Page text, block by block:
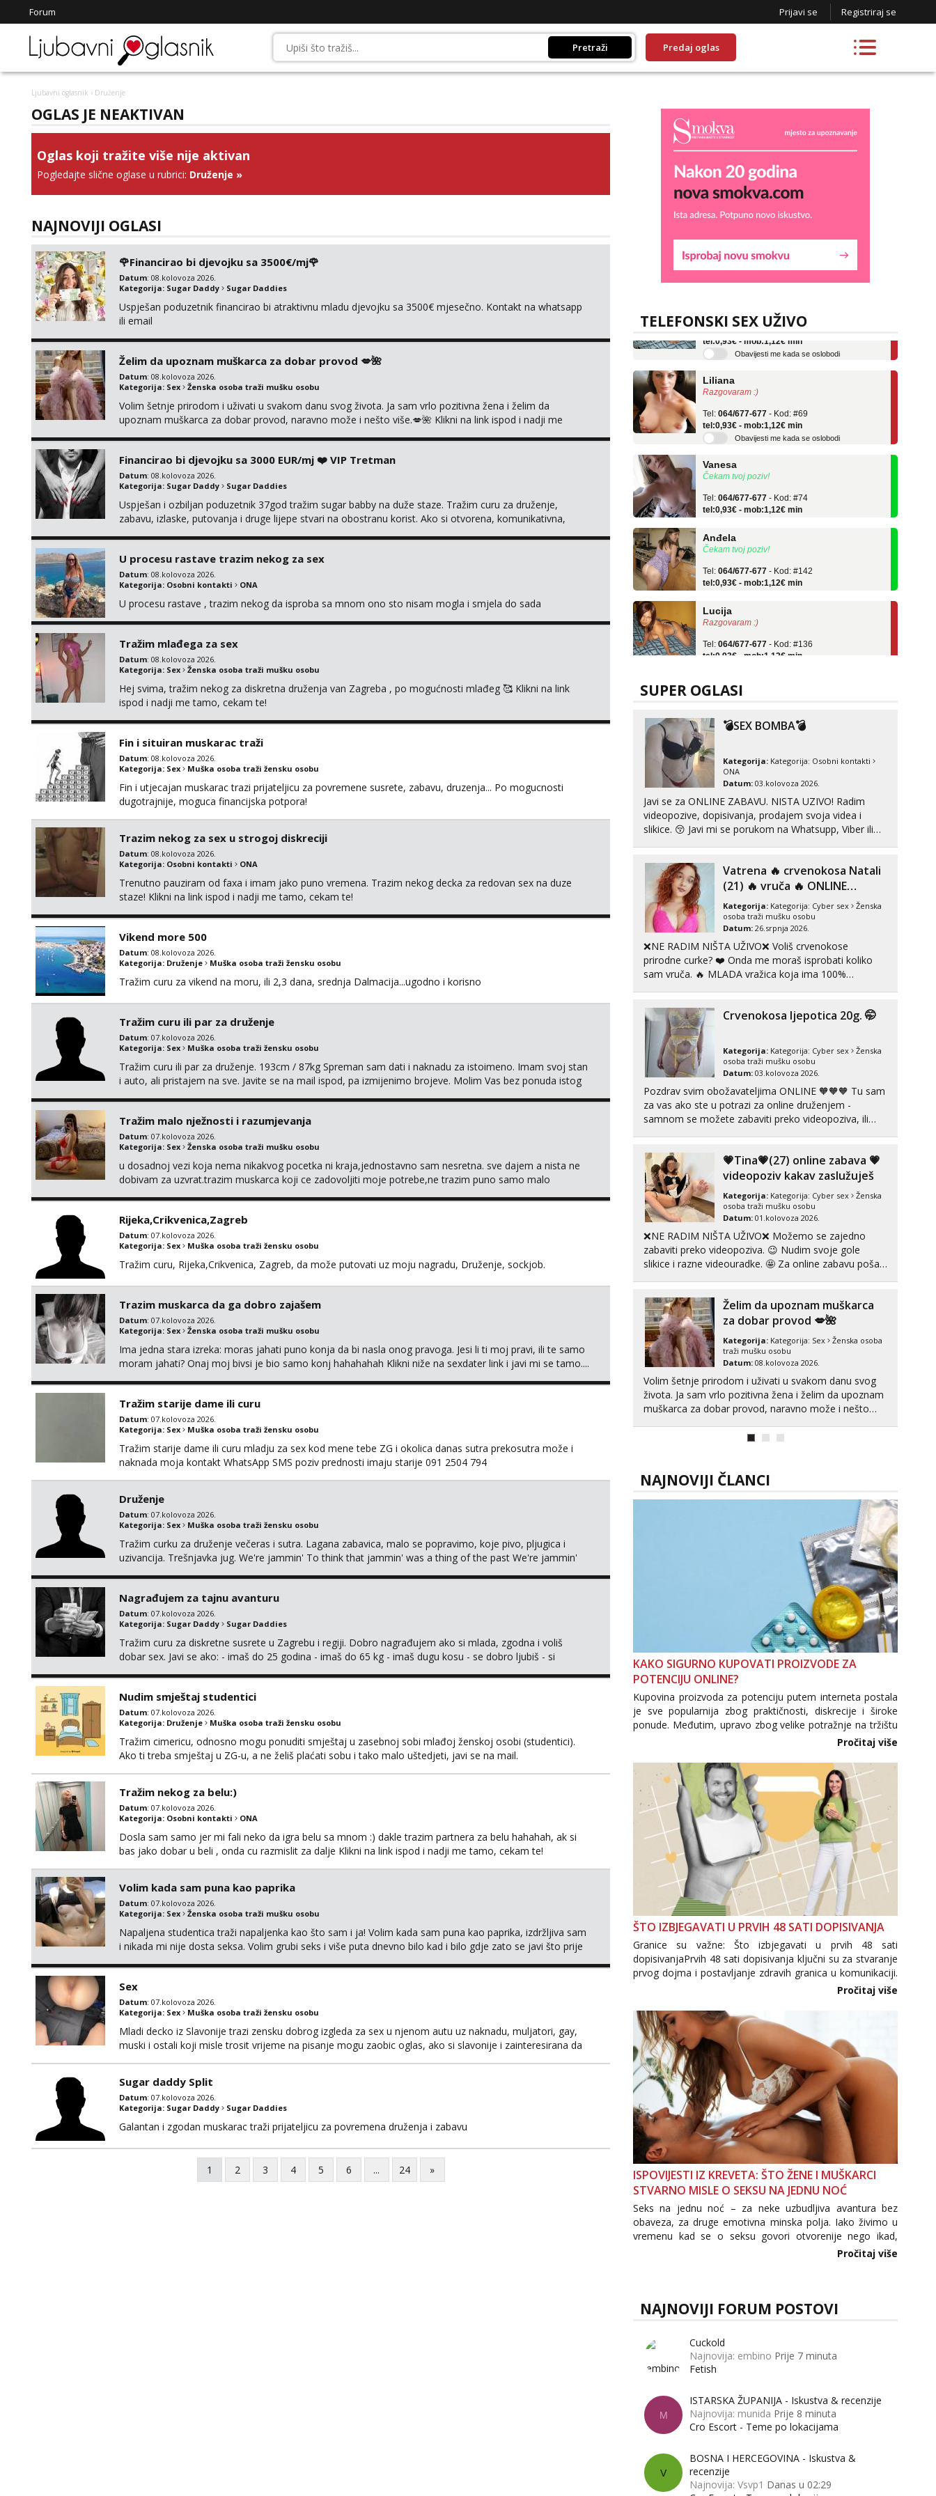
Forum Prijavi se Registriraj se
Pretraži Predaj oglas
Ljubavni oglasnik › Druženje
OGLAS JE NEAKTIVAN
Oglas koji tražite više nije aktivan
Pogledajte slične oglase u rubrici: Druženje »
NAJNOVIJI OGLASI
🌹Financirao bi djevojku sa 3500€/mj🌹
Datum: 08.kolovoza 2026.
Kategorija: Sugar Daddy Sugar Daddies
Uspješan poduzetnik financirao bi atraktivnu mladu djevojku sa 3500€ mjesečno. Kontakt na whatsapp
ili email
Želim da upoznam muškarca za dobar provod 💋🌺
Datum: 08.kolovoza 2026.
Kategorija: Sex Ženska osoba traži mušku osobu
Volim šetnje prirodom i uživati u svakom danu svog života. Ja sam vrlo pozitivna žena i želim da
upoznam muškarca za dobar provod, naravno može i nešto više.💋🌺 Klikni na link ispod i nadji me
Financirao bi djevojku sa 3000 EUR/mj ❤️ VIP Tretman
Datum: 08.kolovoza 2026.
Kategorija: Sugar Daddy Sugar Daddies
Uspješan i ozbiljan poduzetnik 37god tražim sugar babby na duže staze. Tražim curu za druženje,
zabavu, izlaske, putovanja i druge lijepe stvari na obostranu korist. Ako si otvorena, komunikativna,
U procesu rastave trazim nekog za sex
Datum: 08.kolovoza 2026.
Kategorija: Osobni kontakti ONA
U procesu rastave , trazim nekog da isproba sa mnom ono sto nisam mogla i smjela do sada
Tražim mlađega za sex
Datum: 08.kolovoza 2026.
Kategorija: Sex Ženska osoba traži mušku osobu
Hej svima, tražim nekog za diskretna druženja van Zagreba , po mogućnosti mlađeg 🥰 Klikni na link
ispod i nadji me tamo, cekam te!
Fin i situiran muskarac traži
Datum: 08.kolovoza 2026.
Kategorija: Sex Muška osoba traži žensku osobu
Fin i utjecajan muskarac trazi prijateljicu za povremene susrete, zabavu, druzenja... Po mogucnosti
dugotrajnije, moguca financijska potpora!
Trazim nekog za sex u strogoj diskreciji
Datum: 08.kolovoza 2026.
Kategorija: Osobni kontakti ONA
Trenutno pauziram od faxa i imam jako puno vremena. Trazim nekog decka za redovan sex na duze
staze! Klikni na link ispod i nadji me tamo, cekam te!
Vikend more 500
Datum: 08.kolovoza 2026.
Kategorija: Druženje Muška osoba traži žensku osobu
Tražim curu za vikend na moru, ili 2,3 dana, srednja Dalmacija...ugodno i korisno
Tražim curu ili par za druženje
Datum: 07.kolovoza 2026.
Kategorija: Sex Muška osoba traži žensku osobu
Tražim curu ili par za druženje. 193cm / 87kg Spreman sam dati i naknadu za istoimeno. Imam svoj stan
i auto, ali pristajem na sve. Javite se na mail ispod, pa izmijenimo brojeve. Molim Vas bez ponuda istog
Tražim malo nježnosti i razumjevanja
Datum: 07.kolovoza 2026.
Kategorija: Sex Ženska osoba traži mušku osobu
u dosadnoj vezi koja nema nikakvog pocetka ni kraja,jednostavno sam nesretna. sve dajem a nista ne
dobivam za uzvrat.trazim muskarca koji ce zadovoljiti moje potrebe,ne trazim puno samo malo
Rijeka,Crikvenica,Zagreb
Datum: 07.kolovoza 2026.
Kategorija: Sex Muška osoba traži žensku osobu
Tražim curu, Rijeka,Crikvenica, Zagreb, da može putovati uz moju nagradu, Druženje, sockjob.
Trazim muskarca da ga dobro zajašem
Datum: 07.kolovoza 2026.
Kategorija: Sex Ženska osoba traži mušku osobu
Ima jedna stara izreka: moras jahati puno konja da bi nasla onog pravoga. Jesi li ti moj pravi, ili te samo
moram jahati? Onaj moj bivsi je bio samo konj hahahahah Klikni niže na sexdater link i javi mi se tamo....
Tražim starije dame ili curu
Datum: 07.kolovoza 2026.
Kategorija: Sex Muška osoba traži žensku osobu
Tražim starije dame ili curu mladju za sex kod mene tebe ZG i okolica danas sutra prekosutra može i
naknada moja kontakt WhatsApp SMS poziv prednosti imaju starije 091 2504 794
Druženje
Datum: 07.kolovoza 2026.
Kategorija: Sex Muška osoba traži žensku osobu
Tražim curku za druženje večeras i sutra. Lagana zabavica, malo se popravimo, koje pivo, pljugica i
uzivancija. Trešnjavka jug. We're jammin' To think that jammin' was a thing of the past We're jammin'
Nagrađujem za tajnu avanturu
Datum: 07.kolovoza 2026.
Kategorija: Sugar Daddy Sugar Daddies
Tražim curu za diskretne susrete u Zagrebu i regiji. Dobro nagrađujem ako si mlada, zgodna i voliš
dobar sex. Javi se ako: - imaš do 25 godina - imaš do 65 kg - imaš dugu kosu - se dobro ljubiš - si
Nudim smještaj studentici
Datum: 07.kolovoza 2026.
Kategorija: Druženje Muška osoba traži žensku osobu
Tražim cimericu, odnosno mogu ponuditi smještaj u zasebnoj sobi mlađoj ženskoj osobi (studentici).
Ako ti treba smještaj u ZG-u, a ne želiš plaćati sobu i tako malo uštedjeti, javi se na mail.
Tražim nekog za belu:)
Datum: 07.kolovoza 2026.
Kategorija: Osobni kontakti ONA
Dosla sam samo jer mi fali neko da igra belu sa mnom :) dakle trazim partnera za belu hahahah, ak si
bas jako dobar u beli , onda cu razmislit za dalje Klikni na link ispod i nadji me tamo, cekam te!
Volim kada sam puna kao paprika
Datum: 07.kolovoza 2026.
Kategorija: Sex Ženska osoba traži mušku osobu
Napaljena studentica traži napaljenka kao što sam i ja! Volim kada sam puna kao paprika, izdržljiva sam
i nikada mi nije dosta seksa. Volim grubi seks i više puta dnevno bilo kad i bilo gdje zato se javi što prije
Sex
Datum: 07.kolovoza 2026.
Kategorija: Sex Muška osoba traži žensku osobu
Mladi decko iz Slavonije trazi zensku dobrog izgleda za sex u njenom autu uz naknadu, muljatori, gay,
muski i ostali koji misle trosit vrijeme na pisanje mogu zaobic oglas, ako si slavonije i zainteresirana da
Sugar daddy Split
Datum: 07.kolovoza 2026.
Kategorija: Sugar Daddy Sugar Daddies
Galantan i zgodan muskarac traži prijateljicu za povremena druženja i zabavu
1 2 3 4 5 6 ... 24 »
TELEFONSKI SEX UŽIVO
Lucija
Tel: 064/677-677 - Kod: #136
tel:0,93€ - mob:1,12€ min
Obavijesti me kada se oslobodi
Razgovaram :)
064/677-677
tel:0,93€ - mob:1,12€ min
Obavijesti me kada se oslobodi
Čekam tvoj poziv!
064/677-677
tel:0,93€ - mob:1,12€ min
Čekam tvoj poziv!
064/677-677
tel:0,93€ - mob:1,12€ min
Razgovaram :)
064/677-677
tel:0,93€ - mob:1,12€ min
Obavijesti me kada se oslobodi
Razgovaram :)
tel:0,93€ - mob:1,12€ min
Vanesa
Čekam tvoj poziv!
Tel:064/677-677
- Kod: #74
tel:0,93€ - mob:1,12€ min
Anđela
Čekam tvoj poziv!
064/677-677 - Kod: #142
tel:0,93€ - mob:1,12€ min
SUPER OGLASI
💣SEX BOMBA💣
Kategorija: Kategorija: Osobni kontakti
ONA
Datum: 03.kolovoza 2026.
Javi se za ONLINE ZABAVU. NISTA UZIVO! Radim
videopozive, dopisivanja, prodajem svoja videa i
slikice. 😚 Javi mi se porukom na Whatsupp, Viber ili
Vatrena ‎️‍🔥 crvenokosa Natali
(21) ‎️‍🔥 vruča‎ ️‍🔥 ONLINE
ZABAVA
Kategorija: Kategorija: Cyber sex
Ženska
osoba traži mušku osobu
Datum: 26.srpnja 2026.
❌NE RADIM NIŠTA UŽIVO❌ Voliš crvenokose
prirodne curke? ❤️ Onda me moraš isprobati koliko
sam vruča.‎ ️‍🔥 MLADA vražica koja ima 100%
možeš pranaći nešto po svojoj mjeri. Sexi videa s
kolegica...
Crvenokosa ljepotica 20g. 🤭
Kategorija: Kategorija: Cyber sex
Ženska
osoba traži mušku osobu
Datum: 03.kolovoza 2026.
Pozdrav svim obožavateljima ONLINE 🧡🧡🧡 Tu sam
za vas ako ste u potrazi za online druženjem -
samnom se možete zabaviti preko videopoziva, ili
tipkanja uz slike i hot line pozive. Za vas sam
pripremila ...
💗Tina💗(27) online zabava 💗
videopoziv kakav zaslužuješ
Kategorija: Kategorija: Cyber sex
Ženska
osoba traži mušku osobu
Datum: 01.kolovoza 2026.
❌NE RADIM NIŠTA UŽIVO❌ Možemo se zajedno
zabaviti preko videopoziva. 😉 Nudim svoje gole
slikice i razne videouradke. 🤩 Za online zabavu pošalji
vidjeti na videopozivu. 😉 S vama sam vec 5 ...
Želim da upoznam muškarca
za dobar provod 💋🌺
Kategorija: Kategorija: Sex
Ženska osoba
traži mušku osobu
Datum: 08.kolovoza 2026.
Volim šetnje prirodom i uživati u svakom danu svog
života. Ja sam vrlo pozitivna žena i želim da upoznam
muškarca za dobar provod, naravno može i nešto
NAJNOVIJI ČLANCI
KAKO SIGURNO KUPOVATI PROIZVODE ZA
POTENCIJU ONLINE?
Kupovina proizvoda za potenciju putem interneta postala
je sve popularnija zbog praktičnosti, diskrecije i široke
ponude. Međutim, upravo zbog velike potražnje na tržištu
se pojavljuju i brojni krivotvoreni proizvodi, nepouzdane
internetske trgovine te proizvodi nepoznatog podrijetla. ...
Pročitaj više
ŠTO IZBJEGAVATI U PRVIH 48 SATI DOPISIVANJA
Granice su važne: Što izbjegavati u prvih 48 sati
dopisivanjaPrvih 48 sati dopisivanja ključni su za stvaranje
prvog dojma i postavljanje zdravih granica u komunikaciji.
Važno je izbjeći prebrzo otkrivanje osobnih ili intimnih
informacija, jer nepoznata osoba još nije zaslužila to
povjerenje. Takođe...
Pročitaj više
ISPOVIJESTI IZ KREVETA: ŠTO ŽENE I MUŠKARCI
STVARNO MISLE O SEKSU NA JEDNU NOĆ
Seks na jednu noć – za neke uzbudljiva avantura bez
obaveza, za druge emotivna minska polja. Iako živimo u
vremenu kad se o seksu govori otvorenije nego ikad,
tema „jedne noći strasti“ i dalje izaziva burne rasprave. Što
Pročitaj više
NAJNOVIJI FORUM POSTOVI
Cuckold
Najnovija: embino Prije 7 minuta
Fetish
M
ISTARSKA ŽUPANIJA - Iskustva & recenzije
Najnovija: munida Prije 8 minuta
Cro Escort - Teme po lokacijama
V
BOSNA I HERCEGOVINA - Iskustva &
recenzije
Najnovija: Vsvp1 Danas u 02:29